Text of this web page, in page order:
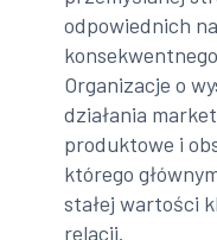
odpowiednich
Organizacje o
działania
produktowe i
którego
stałej wartości
relacji.